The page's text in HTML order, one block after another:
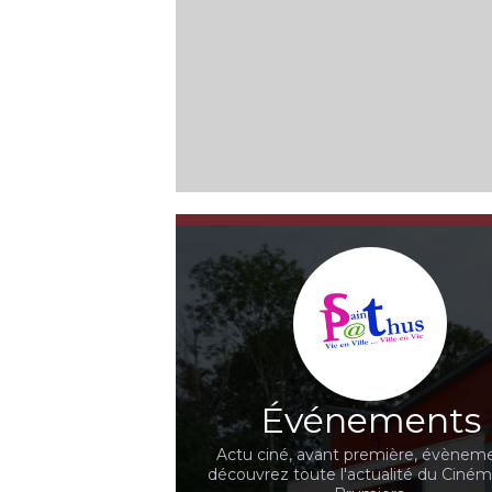
Événements
Actu ciné, avant première,
découvrez toute l'actualité du